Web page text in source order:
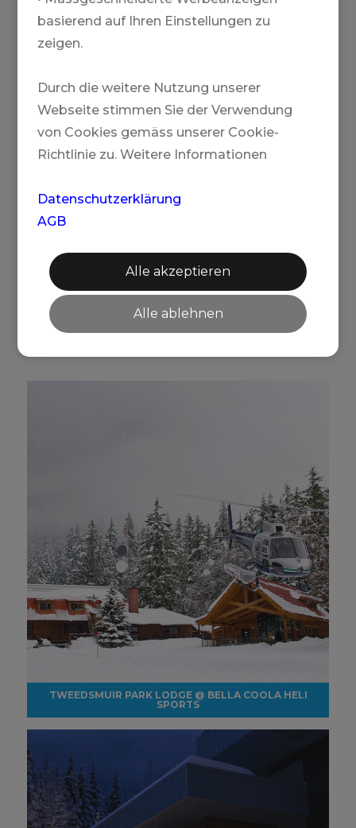
HOTEL SIGLÓ @ VIKING HELISKIING
Unsere
Angebote
TWEEDSMUIR PARK LODGE @ BELLA COOLA HELI
SPORTS
basierend auf Ihren Einstellungen zu
zeigen.
Durch die weitere Nutzung unserer
Webseite stimmen Sie der Verwendung
von Cookies gemäss unserer Cookie-
Richtlinie zu. Weitere Informationen
Datenschutzerklärung
AGB
Alle akzeptieren
Alle ablehnen